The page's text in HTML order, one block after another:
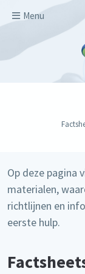
Menu
Op deze pagina
materialen,
richtlijnen en
eerste hulp.